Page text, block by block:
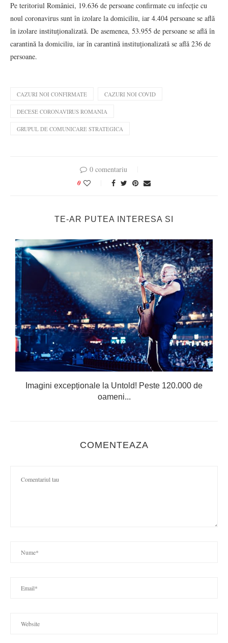
Pe teritoriul României, 19.636 de persoane confirmate cu infecție cu
noul coronavirus sunt în izolare la domiciliu, iar 4.404 persoane se află
în izolare instituționalizată. De asemenea, 53.955 de persoane se află în
carantină la domiciliu, iar în carantină instituționalizată se află 236 de
persoane.
CAZURI NOI CONFIRMATE CAZURI NOI COVID
DECESE CORONAVIRUS ROMANIA
GRUPUL DE COMUNICARE STRATEGICA
0 comentariu
0
TE-AR PUTEA INTERESA SI
Imagini excepționale la Untold! Peste 120.000 de
oameni...
COMENTEAZA